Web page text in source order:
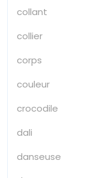
collant
collier
corps
couleur
crocodile
dali
danseuse